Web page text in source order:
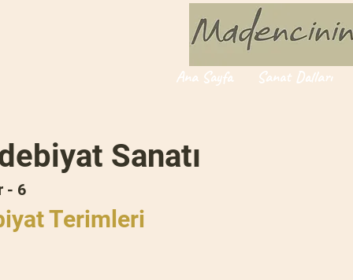
Ana Sayfa Sanat Dalları
Sanatı
- 6
Terimleri